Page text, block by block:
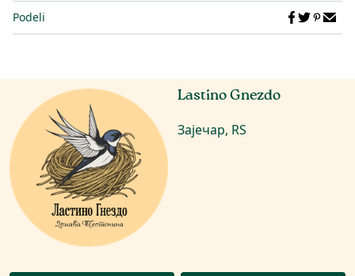
Podeli
Lastino Gnezdo
Зајечар, RS